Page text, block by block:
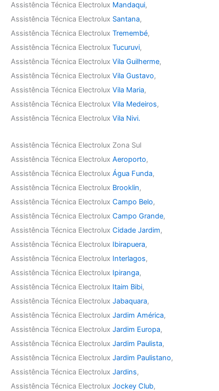
Assistência Técnica Electrolux Mandaqui,
Assistência Técnica Electrolux Santana,
Assistência Técnica ElectroluxTremembé,
Assistência Técnica ElectroluxTucuruvi,
Assistência Técnica ElectroluxVila Guilherme,
Assistência Técnica ElectroluxVila Gustavo,
Assistência Técnica ElectroluxVila Maria,
Assistência Técnica ElectroluxVila Medeiros,
Assistência Técnica ElectroluxVila Nivi.
Assistência Técnica Electrolux Zona Sul
Assistência Técnica ElectroluxAeroporto,
Assistência Técnica ElectroluxÁgua Funda,
Assistência Técnica Electrolux Brooklin,
Assistência Técnica ElectroluxCampo Belo,
Assistência Técnica ElectroluxCampo Grande,
Assistência Técnica ElectroluxCidade Jardim,
Assistência Técnica Electrolux Ibirapuera,
Assistência Técnica Electrolux Interlagos,
Assistência Técnica Electrolux Ipiranga,
Assistência Técnica Electrolux Itaim Bibi,
Assistência Técnica ElectroluxJabaquara,
Assistência Técnica ElectroluxJardim América,
Assistência Técnica ElectroluxJardim Europa,
Assistência Técnica ElectroluxJardim Paulista,
Assistência Técnica ElectroluxJardim Paulistano,
Assistência Técnica ElectroluxJardins,
Assistência Técnica ElectroluxJockey Club,